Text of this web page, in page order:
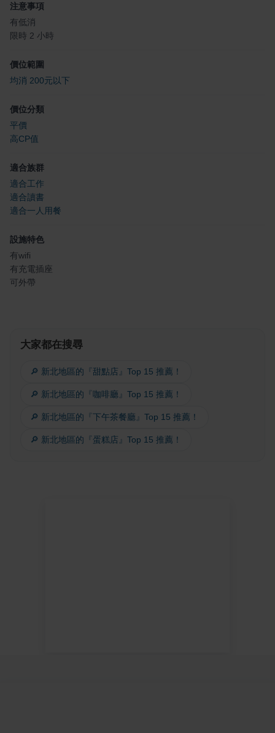
注意事項
有低消
限時 2 小時
價位範圍
均消 200元以下
價位分類
平價
高CP值
適合族群
適合工作
適合讀書
適合一人用餐
設施特色
有wifi
有充電插座
可外帶
大家都在搜尋
🔎 新北地區的『甜點店』Top 15 推薦！
🔎 新北地區的『咖啡廳』Top 15 推薦！
🔎 新北地區的『下午茶餐廳』Top 15 推薦！
🔎 新北地區的『蛋糕店』Top 15 推薦！